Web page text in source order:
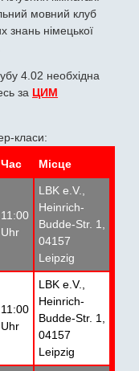
мовний клуб
знань німецької
4.02 необхідна
за ЦИМ
класи:
Час Мiсце
11:00
Uhr
LBK e.V.,
Heinrich-
Budde-Str. 1,
04157
Leipzig
11:00
Uhr
LBK e.V.,
Heinrich-
Budde-Str. 1,
04157
Leipzig